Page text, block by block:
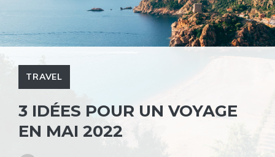
TRAVEL
3 IDÉES POUR UN VOYAGE
EN MAI 2022